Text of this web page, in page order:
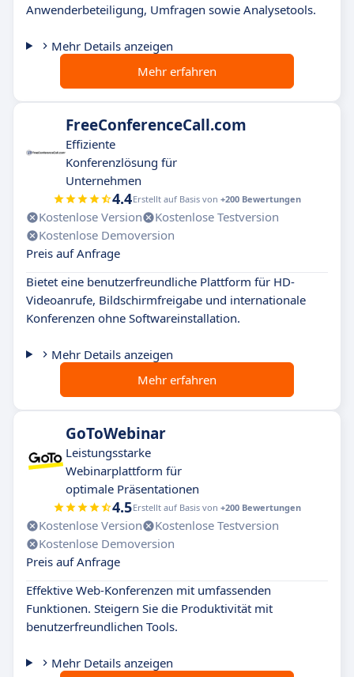
Anwenderbeteiligung, Umfragen sowie Analysetools.
Mehr Details anzeigen
Mehr erfahren
FreeConferenceCall.com
Effiziente
Konferenzlösung für
Unternehmen
4.4Erstellt auf Basis von +200 Bewertungen
Kostenlose Version
Kostenlose Testversion
Kostenlose Demoversion
Preis auf Anfrage
Bietet eine benutzerfreundliche Plattform für HD-
Videoanrufe, Bildschirmfreigabe und internationale
Konferenzen ohne Softwareinstallation.
Mehr Details anzeigen
Mehr erfahren
GoToWebinar
Leistungsstarke
Webinarplattform für
optimale Präsentationen
4.5Erstellt auf Basis von +200 Bewertungen
Kostenlose Version
Kostenlose Testversion
Kostenlose Demoversion
Preis auf Anfrage
Effektive Web-Konferenzen mit umfassenden
Funktionen. Steigern Sie die Produktivität mit
benutzerfreundlichen Tools.
Mehr Details anzeigen